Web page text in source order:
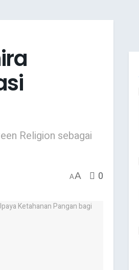
Religion sebagai
AA 0